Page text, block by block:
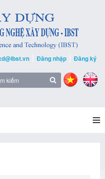
Đăng nhập Đăng ký